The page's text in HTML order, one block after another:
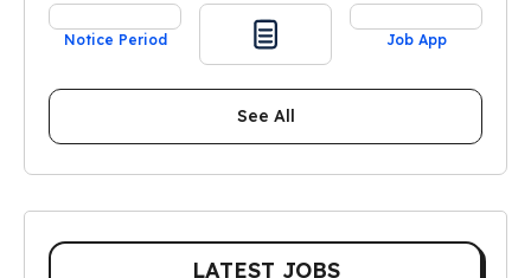
Notice Period Job App
See All
LATEST JOBS